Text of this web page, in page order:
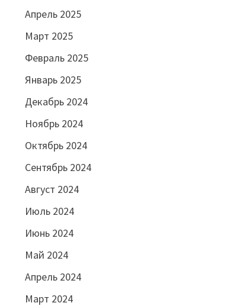
Апрель 2025
Март 2025
Февраль 2025
Январь 2025
Декабрь 2024
Ноябрь 2024
Октябрь 2024
Сентябрь 2024
Август 2024
Июль 2024
Июнь 2024
Май 2024
Апрель 2024
Март 2024